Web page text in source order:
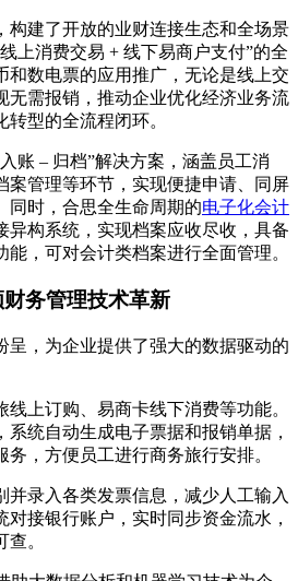
构建了开放的业财连接生态和全场景
上消费交易 + 线下易商户支付”的全
和数电票的应用推广，无论是线上交
无需报销，推动企业优化经济业务流
型的全流程闭环。
账 – 归档”解决方案，涵盖员工消
案管理等环节，实现便捷申请、同屏
同时，合思全生命周期的电子化会计
异构系统，实现档案应收尽收，具备
，可对会计类档案进行全面管理。
务管理技术革新
呈，为企业提供了强大的数据驱动的
上订购、易商卡线下消费等功能。
系统自动生成电子票据和报销单据，
，方便员工进行商务旅行安排。
并录入各类发票信息，减少人工输入
接银行账户，实时同步资金流水，
。